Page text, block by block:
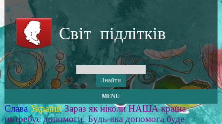
Світ підлітків
MENU
Слава Україні! Зараз як ніколи НАША країна
потребує допомоги. Будь-яка допомога буде